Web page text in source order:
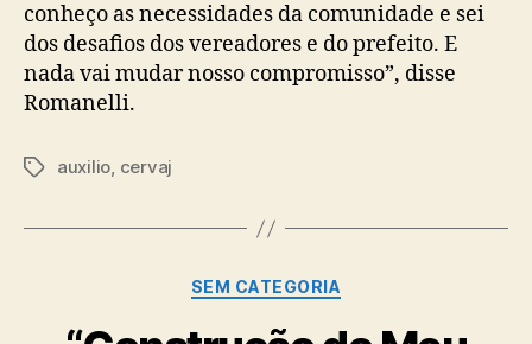
conheço as necessidades da comunidade e sei
dos desafios dos vereadores e do prefeito. E
nada vai mudar nosso compromisso”, disse
Romanelli.
Tagsauxilio, cervaj
Categorias
SEM CATEGORIA